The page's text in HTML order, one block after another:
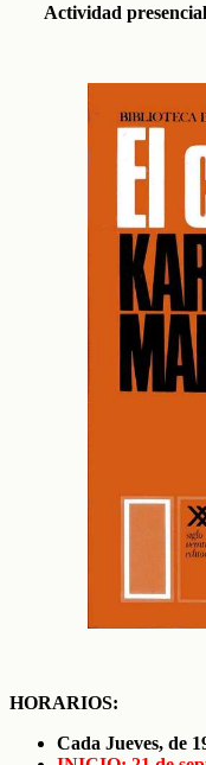
Actividad
HORARIOS:
Cada Jueves, de